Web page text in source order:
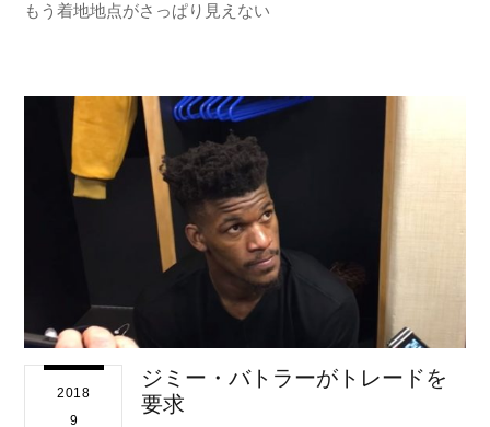
もう着地地点がさっぱり見えない
2018
9
ジミー・バトラーがトレードを
要求